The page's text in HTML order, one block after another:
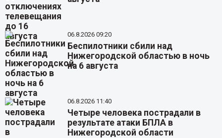
06.8.2026 09:20
Беспилотники сбили над
Нижегородской областью в ночь
на 6 августа
06.8.2026 11:40
Четыре человека пострадали в
результате атаки БПЛА в
Нижегородской области